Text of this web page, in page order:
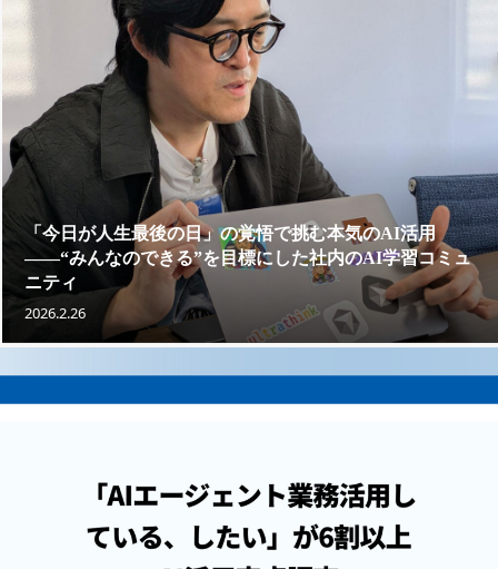
「今日が人生最後の日」の覚悟で挑む本気のAI活用
——“みんなのできる”を目標にした社内のAI学習コミュ
ニティ
2026.2.26